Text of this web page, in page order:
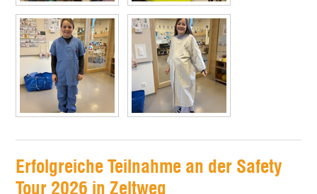
Erfolgreiche Teilnahme an der Safety
Tour 2026 in Zeltweg